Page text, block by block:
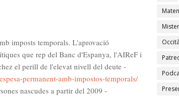
imposts temporals. L'aprovació
que rep del Banc d'Espanya, l'AIReF i
el perill de l'elevat nivell del deute -
permanent-amb-impostos-temporals/
nascudes a partir del 2009 -